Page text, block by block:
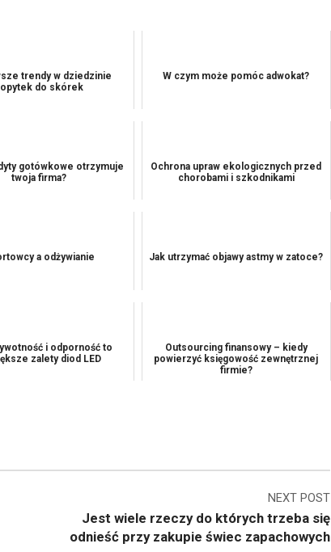
trendy w dziedzinie
do skórek
W czym może pomóc adwokat?
gotówkowe otrzymuje
twoja firma?
Ochrona upraw ekologicznych przed
chorobami i szkodnikami
a odżywianie Jak utrzymać objawy astmy w zatoce?
i odporność to
zalety diod LED
Outsourcing finansowy – kiedy
powierzyć księgowość zewnętrznej
firmie?
NEXT POST
Jest wiele rzeczy do których trzeba się
odnieść przy zakupie świec zapachowych